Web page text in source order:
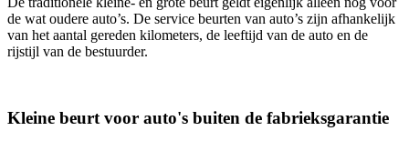
de wat oudere auto’s. De service beurten van auto’s zijn afhankelijk
van het aantal gereden kilometers, de leeftijd van de auto en de
rijstijl van de bestuurder.
Kleine beurt voor auto's buiten de fabrieksgarantie